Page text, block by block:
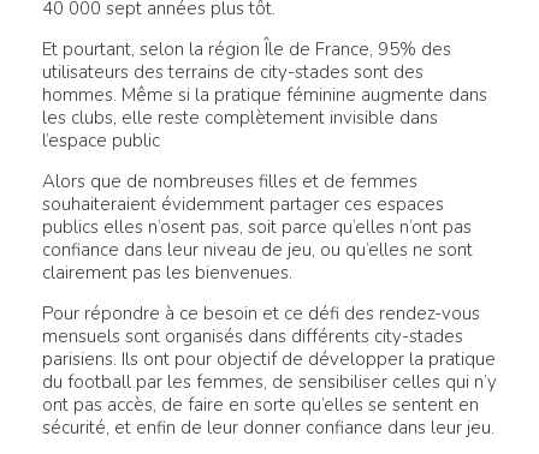
40 000 sept années plus tôt.
Et pourtant, selon la région Île de France, 95% des
utilisateurs des terrains de city-stades sont des
hommes. Même si la pratique féminine augmente dans
les clubs, elle reste complètement invisible dans
l’espace public
Alors que de nombreuses filles et de femmes
souhaiteraient évidemment partager ces espaces
publics elles n’osent pas, soit parce qu’elles n’ont pas
confiance dans leur niveau de jeu, ou qu’elles ne sont
clairement pas les bienvenues.
Pour répondre à ce besoin et ce défi des rendez-vous
mensuels sont organisés dans différents city-stades
parisiens. Ils ont pour objectif de développer la pratique
du football par les femmes, de sensibiliser celles qui n’y
ont pas accès, de faire en sorte qu’elles se sentent en
sécurité, et enfin de leur donner confiance dans leur jeu.